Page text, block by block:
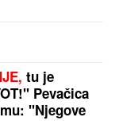
tu je
Pevačica
"Njegove